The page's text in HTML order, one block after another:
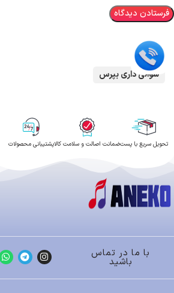
سوالی داری بپرس
تحویل سریع با پستضمانت اصالت و سلامت کالاپشتیبانی محصولات
با ما در تماس
باشید